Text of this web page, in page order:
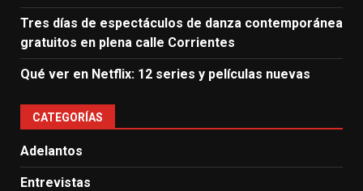
Tres días de espectáculos de danza contemporánea
gratuitos en plena calle Corrientes
Qué ver en Netflix: 12 series y películas nuevas
CATEGORÍAS
Adelantos
Entrevistas